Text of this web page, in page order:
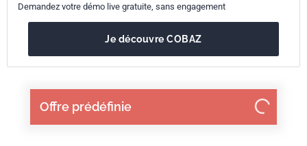
Offre prédéfinie
Demandez votre démo live gratuite, sans engagement
Je découvre COBAZ